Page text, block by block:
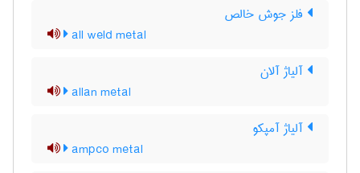
فلز جوش خالص
all weld metal
آلیاژ آلان
allan metal
آلیاژ آمپکو
ampco metal